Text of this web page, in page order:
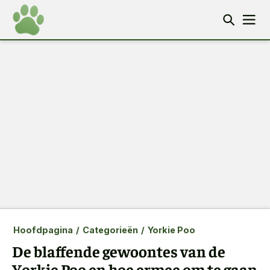
Hoofdpagina / Categorieën / Yorkie Poo
De blaffende gewoontes van de